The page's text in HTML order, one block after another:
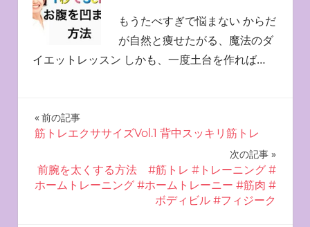
もうたべすぎで悩まない からだ
が自然と痩せたがる、魔法のダ
イエットレッスン しかも、一度土台を作れば…
投
ナ
前の記事
筋トレエクササイズVol.1 背中スッキリ筋トレ
次の記事
前腕を太くする方法 #筋トレ #トレーニング #
ホームトレーニング #ホームトレーニー #筋肉 #
ボディビル #フィジーク